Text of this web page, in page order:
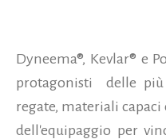
Dyneema®, Kevlar® e
protagonisti delle
regate, materiali
dell'equipaggio per